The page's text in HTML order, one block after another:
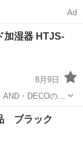
Ad
加湿器 HTJS-
8月9日
式を組み合わせた
や季節の体調管
ブラック